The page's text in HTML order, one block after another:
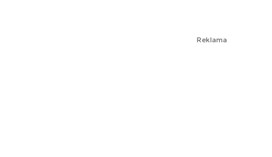
Reklama